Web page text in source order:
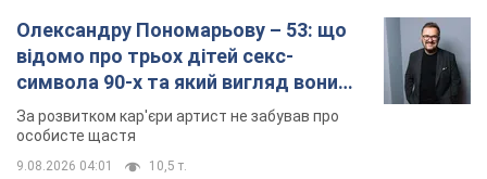
Олександру Пономарьову – 53: що
відомо про трьох дітей секс-
символа 90-х та який вигляд вони
мають
За розвитком кар'єри артист не забував про
особисте щастя
9.08.2026 04:01 10,5 т.